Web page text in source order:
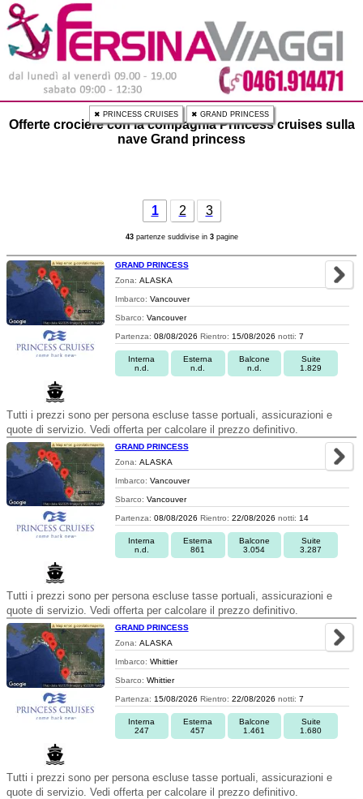
✖ PRINCESS CRUISES ✖ GRAND PRINCESS
Offerte crociere con la compagnia Princess cruises sulla
nave Grand princess
1 2 3
43partenze suddivise in 3pagine
GRAND PRINCESS
Zona: ALASKA
Imbarco: Vancouver
Sbarco: Vancouver
Partenza: 08/08/2026 Rientro: 15/08/2026 notti: 7
Interna
n.d.
Esterna
n.d.
Balcone
n.d.
Suite
1.829
Tutti i prezzi sono per persona escluse tasse portuali, assicurazioni e
quote di servizio. Vedi offerta per calcolare il prezzo definitivo.
GRAND PRINCESS
Zona: ALASKA
Imbarco: Vancouver
Sbarco: Vancouver
Partenza: 08/08/2026 Rientro: 22/08/2026 notti: 14
Interna
n.d.
Esterna
861
Balcone
3.054
Suite
3.287
Tutti i prezzi sono per persona escluse tasse portuali, assicurazioni e
quote di servizio. Vedi offerta per calcolare il prezzo definitivo.
GRAND PRINCESS
Zona: ALASKA
Imbarco: Whittier
Sbarco: Whittier
Partenza: 15/08/2026 Rientro: 22/08/2026 notti: 7
Interna
247
Esterna
457
Balcone
1.461
Suite
1.680
Tutti i prezzi sono per persona escluse tasse portuali, assicurazioni e
quote di servizio. Vedi offerta per calcolare il prezzo definitivo.